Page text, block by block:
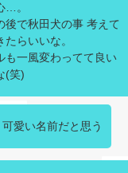
…。
後で秋田犬の事 考えて
らいいな。
も一風変わってて良い
(笑)
可愛い名前だと思う